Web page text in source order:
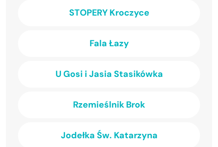
STOPERY Kroczyce
Fala Łazy
U Gosi i Jasia Stasikówka
Rzemieślnik Brok
Jodełka Św. Katarzyna